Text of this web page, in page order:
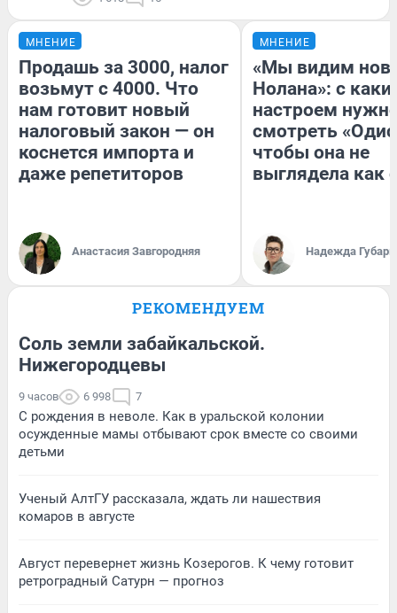
МНЕНИЕ
Продашь за 3000, налог
возьмут с 4000. Что
нам готовит новый
налоговый закон — он
коснется импорта и
даже репетиторов
Анастасия Завгородняя
МНЕНИЕ
«Мы видим
Нолана»: с
настроем
смотреть
чтобы она не
выглядела как
Надежда Губарь
РЕКОМЕНДУЕМ
Соль земли забайкальской.
Нижегородцевы
9 часов 6 998 7
С рождения в неволе. Как в уральской колонии
осужденные мамы отбывают срок вместе со своими
детьми
Ученый АлтГУ рассказала, ждать ли нашествия
комаров в августе
Август перевернет жизнь Козерогов. К чему готовит
ретроградный Сатурн — прогноз